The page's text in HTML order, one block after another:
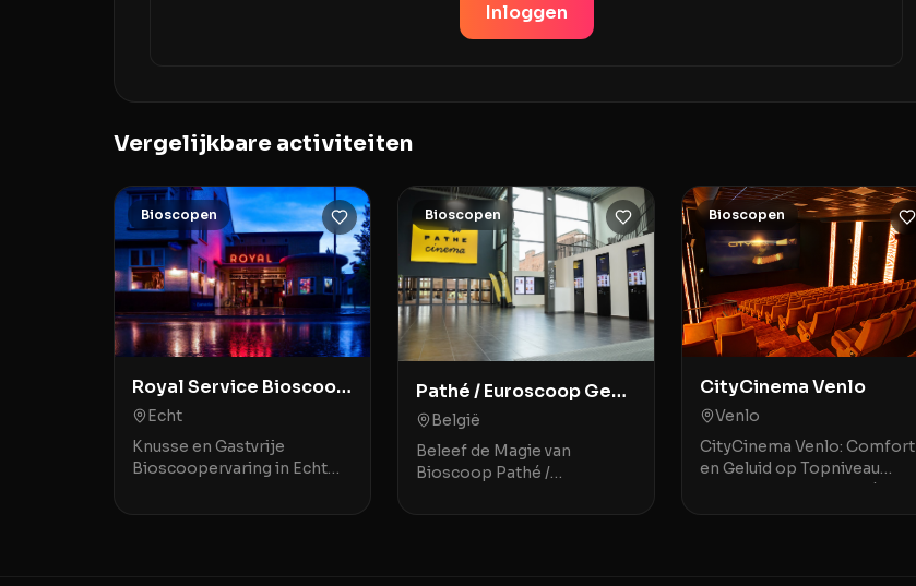
Inloggen
Vergelijkbare activiteiten
Bioscopen
Royal Service Bioscoop
🍿Echt
Knusse en Gastvrije
Bioscoopervaring in Echt
Echt staat bekend om haar
Bioscopen
Pathé / Euroscoop Genk
🍿België
Beleef de Magie van
Bioscoop Pathé /
Euroscoop Genk is een
Bioscopen
CityCinema Venlo
Venlo
CityCinema Venlo: Comfort
en Geluid op Topniveau
CityCinema Venlo is dé
favoriete movie theater in